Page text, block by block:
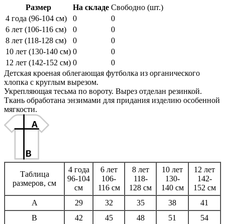
Размер На складе Свободно (шт.)
4 года (96-104 см)
0
0
6 лет (106-116 см)
0
0
8 лет (118-128 см)
0
0
10 лет (130-140 см) 0
0
12 лет (142-152 см) 0
0
Детская кроеная облегающая футболка из органического
хлопка с круглым вырезом.
Укрепляющая тесьма по вороту. Вырез отделан резинкой.
Ткань обработана энзимами для придания изделию особенной
мягкости.
Таблица
размеров, см
4 года
96-104
см
6 лет
106-
116 см
8 лет
118-
128 см
10 лет
130-
140 см
12 лет
142-
152 см
A
29 32 35 38
41
B
42 45 48 51 54